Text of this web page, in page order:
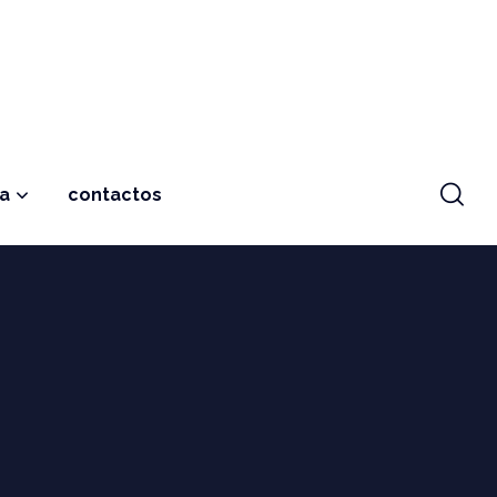
contactos